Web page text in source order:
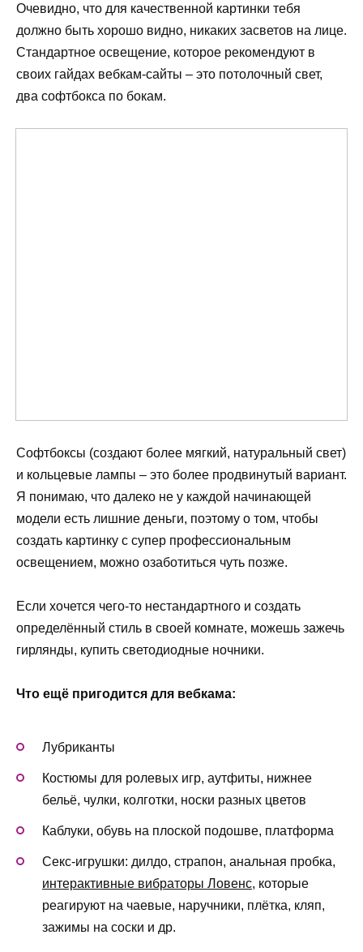
Очевидно, что для качественной картинки тебя
должно быть хорошо видно, никаких засветов на лице.
Стандартное освещение, которое рекомендуют в
своих гайдах вебкам-сайты – это потолочный свет,
два софтбокса по бокам.
Софтбоксы (создают более мягкий, натуральный свет)
и кольцевые лампы – это более продвинутый вариант.
Я понимаю, что далеко не у каждой начинающей
модели есть лишние деньги, поэтому о том, чтобы
создать картинку с супер профессиональным
освещением, можно озаботиться чуть позже.
Если хочется чего-то нестандартного и создать
определённый стиль в своей комнате, можешь зажечь
гирлянды, купить светодиодные ночники.
Что ещё пригодится для вебкама:
Лубриканты
Костюмы для ролевых игр, аутфиты, нижнее
бельё, чулки, колготки, носки разных цветов
Каблуки, обувь на плоской подошве, платформа
Секс-игрушки: дилдо, страпон, анальная пробка,
интерактивные вибраторы Ловенс, которые
реагируют на чаевые, наручники, плётка, кляп,
зажимы на соски и др.